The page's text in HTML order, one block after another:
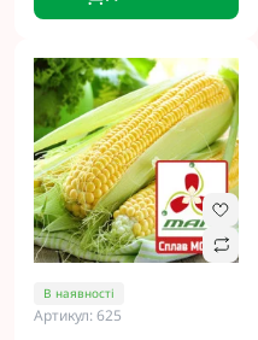
В наявності
Артикул: 625